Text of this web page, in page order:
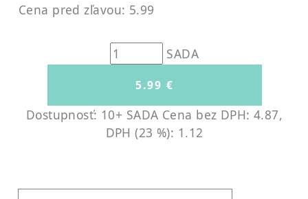
Cena pred zľavou: 5.99
SADA
Dostupnosť: 10+ SADA Cena bez DPH: 4.87,
DPH (23 %): 1.12